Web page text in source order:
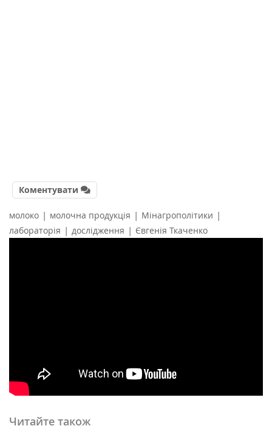
Коментувати
молоко | молочна продукція | Мінагрополітики |
лабораторія | дослідження | Євгенія Ткаченко
Читайте також